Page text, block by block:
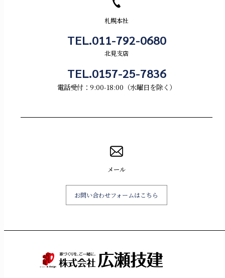
札幌本社
TEL.011-792-0680
北見支店
TEL.0157-25-7836
電話受付：9:00-18:00（水曜日を除く）
メール
お問い合わせフォームはこちら